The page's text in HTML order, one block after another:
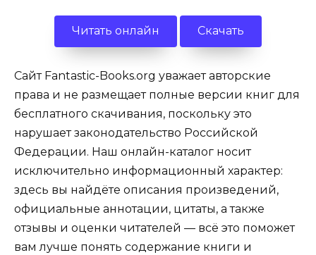
Читать онлайн Скачать
Сайт Fantastic-Books.org уважает авторские
права и не размещает полные версии книг для
бесплатного скачивания, поскольку это
нарушает законодательство Российской
Федерации. Наш онлайн-каталог носит
исключительно информационный характер:
здесь вы найдёте описания произведений,
официальные аннотации, цитаты, а также
отзывы и оценки читателей — всё это поможет
вам лучше понять содержание книги и